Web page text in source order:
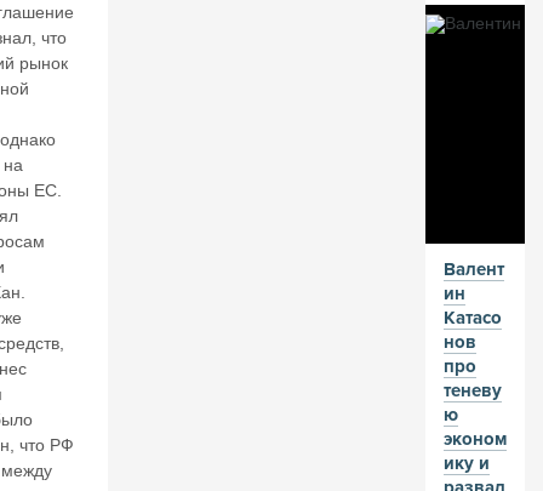
р
о
и
а
д
о
е
что
рынок
ЕС.
что РФ
Валент
ин
Катасо
нов
про
теневу
ю
эконом
ику и